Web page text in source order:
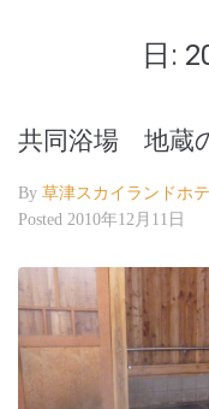
日:
共同浴場 地蔵
By 草津スカイランドホ
Posted 2010年12月11日